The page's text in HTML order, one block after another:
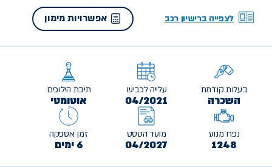
לצפייה ברישיון רכב אפשרויות מימון
בעלות קודמת
השכרה
עלייה לכביש
04/2021
תיבת הילוכים
אוטומטי
נפח מנוע
1248
מועד הטסט
04/2027
זמן אספקה
6 ימים